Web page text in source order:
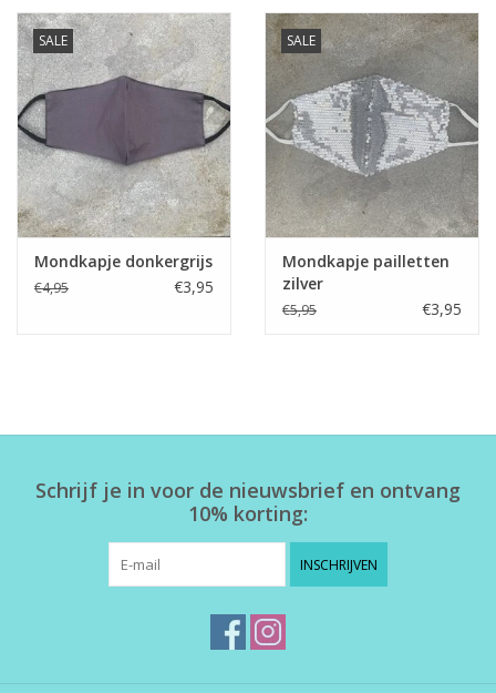
SALE
Mondkapje donkergrijs
€4,95 €3,95
SALE
Mondkapje pailletten
zilver
€5,95 €3,95
Schrijf je in voor de nieuwsbrief en ontvang
10% korting:
INSCHRIJVEN